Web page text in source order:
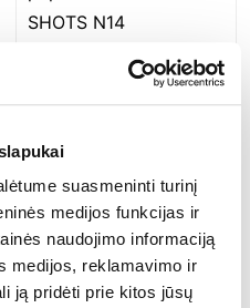
suasmeninti turinį
medijos funkcijas ir
naudojimo informaciją
medijos, reklamavimo ir
ją pridėti prie kitos jūsų
Skystasis maisto papildas
ENERGY SHOTS N14
23,19
Į KREPŠELĮ